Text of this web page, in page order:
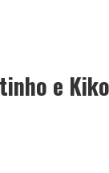
e